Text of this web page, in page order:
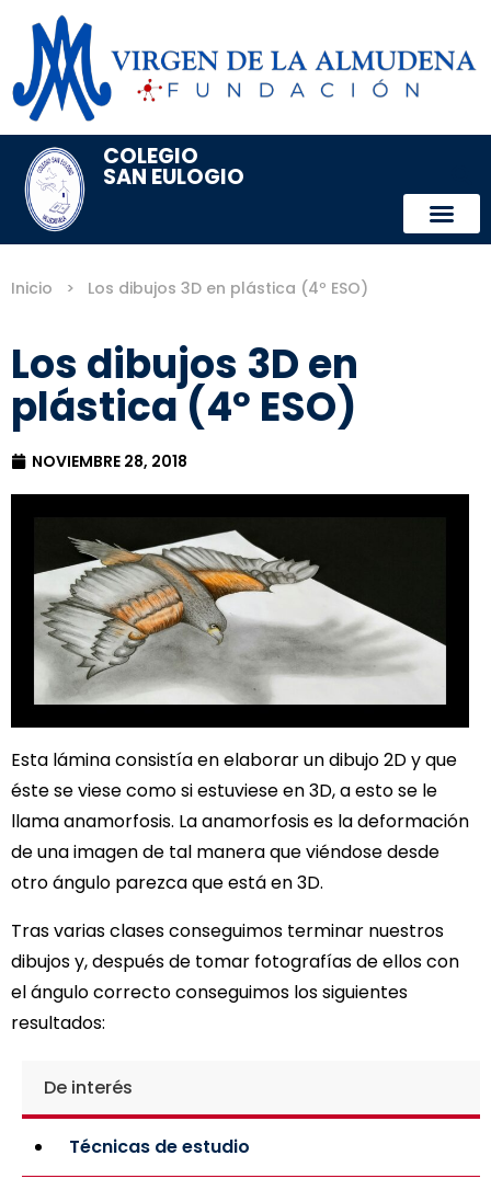
COLEGIO
SAN EULOGIO
Inicio > Los dibujos 3D en plástica (4º ESO)
Los dibujos 3D en
plástica (4º ESO)
NOVIEMBRE 28, 2018
Esta lámina consistía en elaborar un dibujo 2D y que
éste se viese como si estuviese en 3D, a esto se le
llama anamorfosis. La anamorfosis es la deformación
de una imagen de tal manera que viéndose desde
otro ángulo parezca que está en 3D.
Tras varias clases conseguimos terminar nuestros
dibujos y, después de tomar fotografías de ellos con
el ángulo correcto conseguimos los siguientes
resultados:
De interés
Técnicas de estudio